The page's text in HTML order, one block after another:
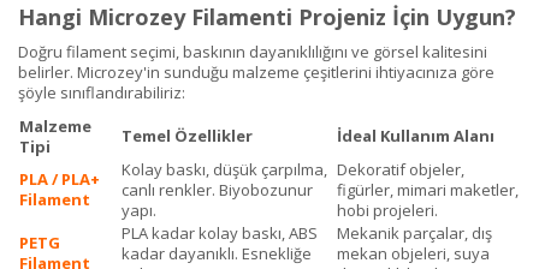
Hangi Microzey Filamenti Projeniz İçin Uygun?
Doğru filament seçimi, baskının dayanıklılığını ve görsel kalitesini
belirler. Microzey'in sunduğu malzeme çeşitlerini ihtiyacınıza göre
şöyle sınıflandırabiliriz:
Malzeme
Tipi
Temel Özellikler
İdeal Kullanım Alanı
PLA / PLA+
Filament
Kolay baskı, düşük çarpılma,
canlı renkler. Biyobozunur
yapı.
Dekoratif objeler,
figürler, mimari maketler,
hobi projeleri.
PETG
Filament
PLA kadar kolay baskı, ABS
kadar dayanıklı. Esnekliğe
Mekanik parçalar, dış
mekan objeleri, suya